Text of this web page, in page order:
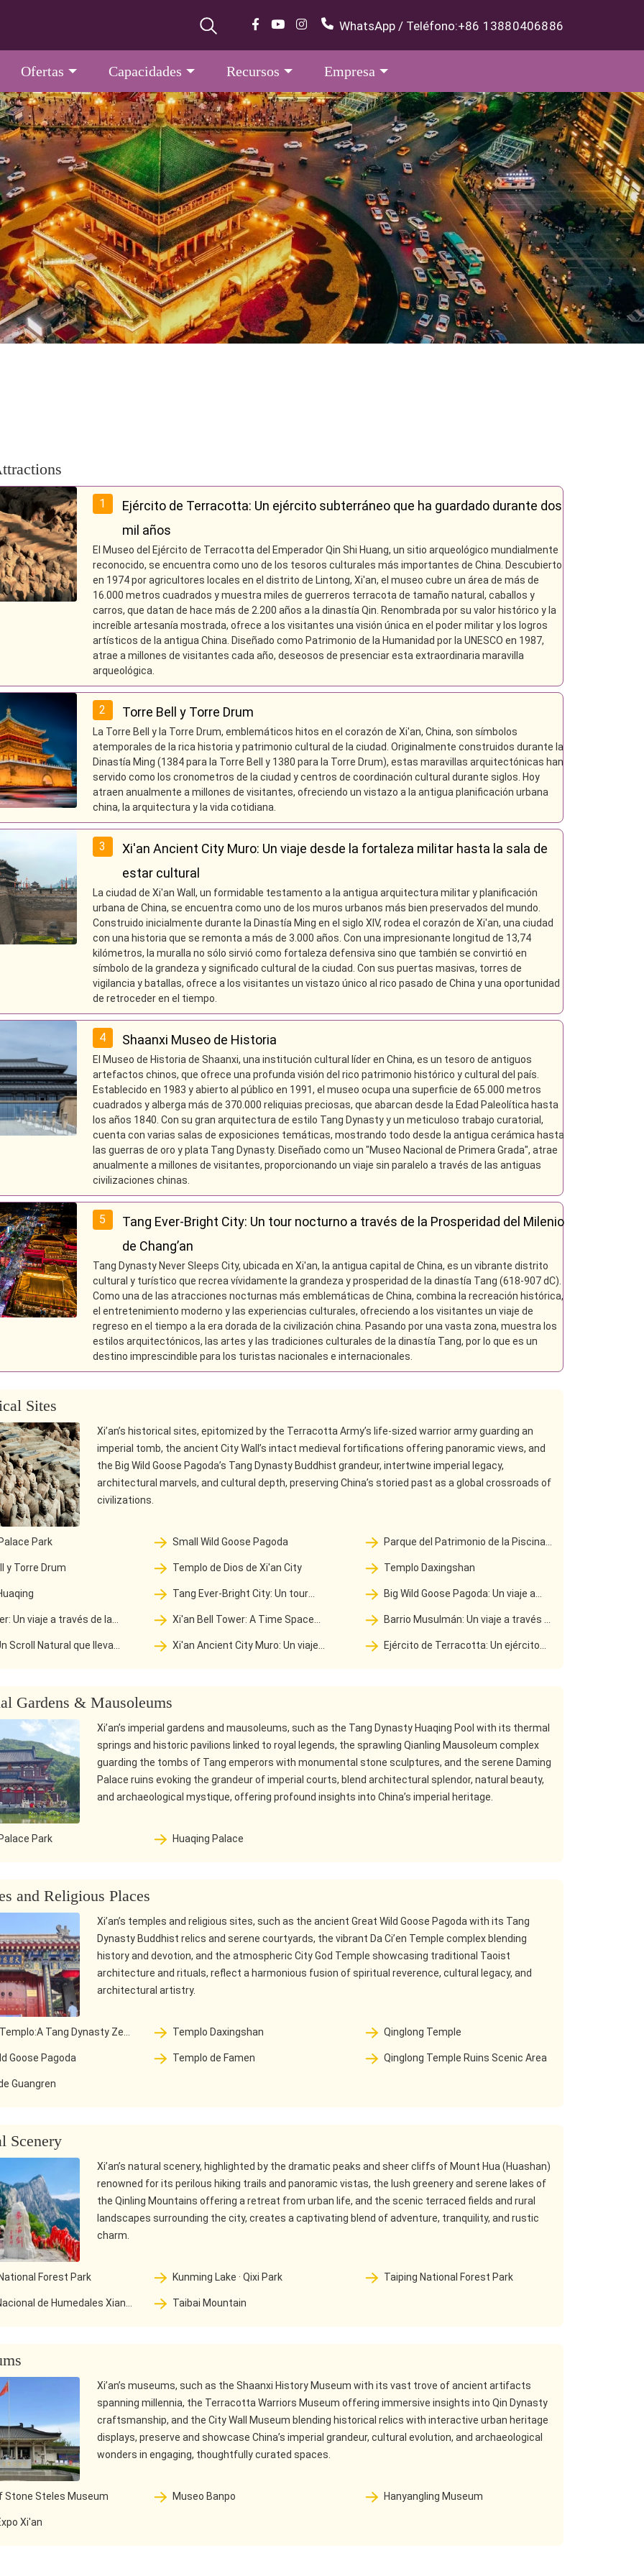
WhatsApp / Teléfono:+86 13880406886
Ofertas Capacidades Recursos Empresa
1
Ejército de Terracotta: Un ejército subterráneo que ha guardado durante dos
mil años
El Museo del Ejército de Terracotta del Emperador Qin Shi Huang, un sitio arqueológico mundialmente
reconocido, se encuentra como uno de los tesoros culturales más importantes de China. Descubierto
en 1974 por agricultores locales en el distrito de Lintong, Xi'an, el museo cubre un área de más de
16.000 metros cuadrados y muestra miles de guerreros terracota de tamaño natural, caballos y
carros, que datan de hace más de 2.200 años a la dinastía Qin. Renombrada por su valor histórico y la
increíble artesanía mostrada, ofrece a los visitantes una visión única en el poder militar y los logros
artísticos de la antigua China. Diseñado como Patrimonio de la Humanidad por la UNESCO en 1987,
atrae a millones de visitantes cada año, deseosos de presenciar esta extraordinaria maravilla
arqueológica.
2 Torre Bell y Torre Drum
La Torre Bell y la Torre Drum, emblemáticos hitos en el corazón de Xi'an, China, son símbolos
atemporales de la rica historia y patrimonio cultural de la ciudad. Originalmente construidos durante la
Dinastía Ming (1384 para la Torre Bell y 1380 para la Torre Drum), estas maravillas arquitectónicas han
servido como los cronometros de la ciudad y centros de coordinación cultural durante siglos. Hoy
atraen anualmente a millones de visitantes, ofreciendo un vistazo a la antigua planificación urbana
china, la arquitectura y la vida cotidiana.
3
Xi'an Ancient City Muro: Un viaje desde la fortaleza militar hasta la sala de
estar cultural
La ciudad de Xi'an Wall, un formidable testamento a la antigua arquitectura militar y planificación
urbana de China, se encuentra como uno de los muros urbanos más bien preservados del mundo.
Construido inicialmente durante la Dinastía Ming en el siglo XIV, rodea el corazón de Xi'an, una ciudad
con una historia que se remonta a más de 3.000 años. Con una impresionante longitud de 13,74
kilómetros, la muralla no sólo sirvió como fortaleza defensiva sino que también se convirtió en
símbolo de la grandeza y significado cultural de la ciudad. Con sus puertas masivas, torres de
vigilancia y batallas, ofrece a los visitantes un vistazo único al rico pasado de China y una oportunidad
de retroceder en el tiempo.
4 Shaanxi Museo de Historia
El Museo de Historia de Shaanxi, una institución cultural líder en China, es un tesoro de antiguos
artefactos chinos, que ofrece una profunda visión del rico patrimonio histórico y cultural del país.
Establecido en 1983 y abierto al público en 1991, el museo ocupa una superficie de 65.000 metros
cuadrados y alberga más de 370.000 reliquias preciosas, que abarcan desde la Edad Paleolítica hasta
los años 1840. Con su gran arquitectura de estilo Tang Dynasty y un meticuloso trabajo curatorial,
cuenta con varias salas de exposiciones temáticas, mostrando todo desde la antigua cerámica hasta
las guerras de oro y plata Tang Dynasty. Diseñado como un "Museo Nacional de Primera Grada", atrae
anualmente a millones de visitantes, proporcionando un viaje sin paralelo a través de las antiguas
civilizaciones chinas.
5
Tang Ever-Bright City: Un tour nocturno a través de la Prosperidad del Milenio
de Chang’an
Tang Dynasty Never Sleeps City, ubicada en Xi'an, la antigua capital de China, es un vibrante distrito
cultural y turístico que recrea vívidamente la grandeza y prosperidad de la dinastía Tang (618-907 dC).
Como una de las atracciones nocturnas más emblemáticas de China, combina la recreación histórica,
el entretenimiento moderno y las experiencias culturales, ofreciendo a los visitantes un viaje de
regreso en el tiempo a la era dorada de la civilización china. Pasando por una vasta zona, muestra los
estilos arquitectónicos, las artes y las tradiciones culturales de la dinastía Tang, por lo que es un
destino imprescindible para los turistas nacionales e internacionales.
Sites
Xi’an’s historical sites, epitomized by the Terracotta Army’s life-sized warrior army guarding an
imperial tomb, the ancient City Wall’s intact medieval fortifications offering panoramic views, and
the Big Wild Goose Pagoda’s Tang Dynasty Buddhist grandeur, intertwine imperial legacy,
architectural marvels, and cultural depth, preserving China’s storied past as a global crossroads of
civilizations.
Park Small Wild Goose Pagoda
y Torre Drum Templo de Dios de Xi'an City Templo Daxingshan
Milenio de Chang’an
Chantes a la Grandeza de la dinastía Tang
Drum Beating al pulso
Morning Bell and Evening Drum and the
años de vida callejera
Gardens & Mausoleums
Xi’an’s imperial gardens and mausoleums, such as the Tang Dynasty Huaqing Pool with its thermal
springs and historic pavilions linked to royal legends, the sprawling Qianling Mausoleum complex
guarding the tombs of Tang emperors with monumental stone sculptures, and the serene Daming
Palace ruins evoking the grandeur of imperial courts, blend architectural splendor, natural beauty,
and archaeological mystique, offering profound insights into China’s imperial heritage.
Park Huaqing Palace
and Religious Places
Xi’an’s temples and religious sites, such as the ancient Great Wild Goose Pagoda with its Tang
Dynasty Buddhist relics and serene courtyards, the vibrant Da Ci’en Temple complex blending
history and devotion, and the atmospheric City God Temple showcasing traditional Taoist
architecture and rituals, reflect a harmonious fusion of spiritual reverence, cultural legacy, and
architectural artistry.
Sobre un Milenio
Templo Daxingshan Qinglong Temple
Goose Pagoda Templo de Famen Qinglong Temple Ruins Scenic Area
Guangren
Scenery
Xi’an’s natural scenery, highlighted by the dramatic peaks and sheer cliffs of Mount Hua (Huashan)
renowned for its perilous hiking trails and panoramic vistas, the lush greenery and serene lakes of
the Qinling Mountains offering a retreat from urban life, and the scenic terraced fields and rural
landscapes surrounding the city, creates a captivating blend of adventure, tranquility, and rustic
charm.
Forest Park Kunming Lake · Qixi Park Taiping National Forest Park
Taibai Mountain
Xi’an’s museums, such as the Shaanxi History Museum with its vast trove of ancient artifacts
spanning millennia, the Terracotta Warriors Museum offering immersive insights into Qin Dynasty
craftsmanship, and the City Wall Museum blending historical relics with interactive urban heritage
displays, preserve and showcase China’s imperial grandeur, cultural evolution, and archaeological
wonders in engaging, thoughtfully curated spaces.
Stone Steles Museum Museo Banpo Hanyangling Museum
Xi'an